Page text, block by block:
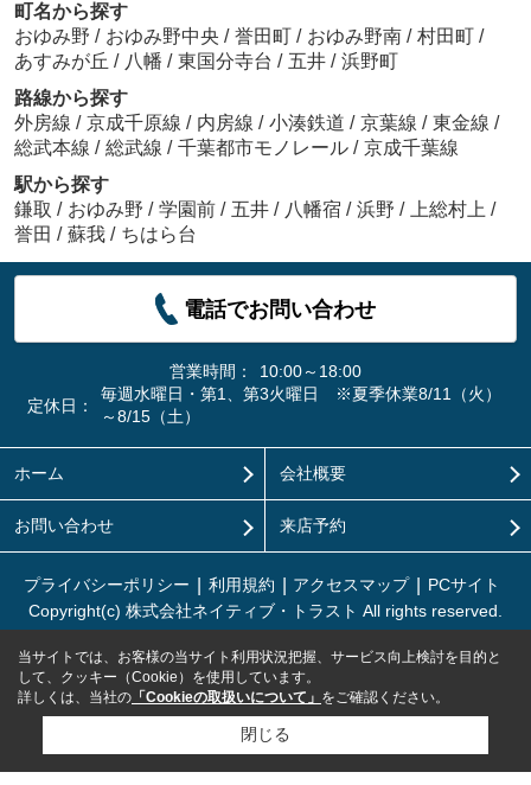
町名から探す
おゆみ野 / おゆみ野中央 / 誉田町 / おゆみ野南 / 村田町 /
あすみが丘 / 八幡 / 東国分寺台 / 五井 / 浜野町
路線から探す
外房線 / 京成千原線 / 内房線 / 小湊鉄道 / 京葉線 / 東金線 /
総武本線 / 総武線 / 千葉都市モノレール / 京成千葉線
駅から探す
鎌取 / おゆみ野 / 学園前 / 五井 / 八幡宿 / 浜野 / 上総村上 /
誉田 / 蘇我 / ちはら台
電話でお問い合わせ
営業時間：
10:00～18:00
定休日：
毎週水曜日・第1、第3火曜日 ※夏季休業8/11（火）
～8/15（土）
ホーム 会社概要
お問い合わせ 来店予約
プライバシーポリシー 利用規約 アクセスマップ
PCサイト
Copyright(c) 株式会社ネイティブ・トラスト All rights reserved.
当サイトでは、お客様の当サイト利用状況把握、サービス向上検討を目的と
して、クッキー（Cookie）を使用しています。
詳しくは、当社の 「Cookieの取扱いについて」 をご確認ください。
閉じる